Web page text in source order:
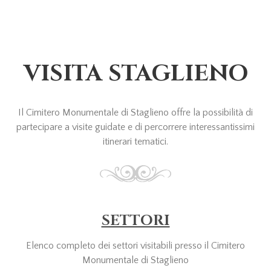
VISITA STAGLIENO
Il Cimitero Monumentale di Staglieno offre la possibilità di
partecipare a visite guidate e di percorrere interessantissimi
itinerari tematici.
SETTORI
Elenco completo dei settori visitabili presso il Cimitero
Monumentale di Staglieno